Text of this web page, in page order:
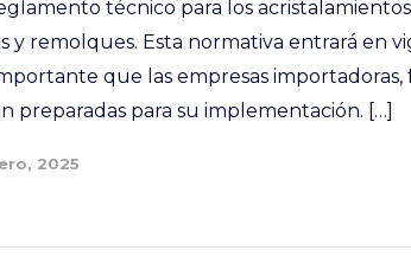
técnico para los
remolques. Esta normativa entrará en
que las empresas importadoras,
preparadas para su implementación. […]
2025